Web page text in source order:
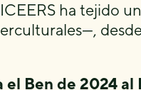
ha tejido
el Ben de 2024